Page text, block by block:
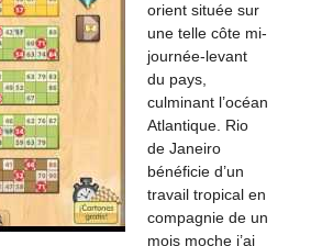
orient située sur
une telle côte mi-
journée-levant
du pays,
culminant l’océan
Atlantique. Rio
de Janeiro
bénéficie d’un
travail tropical en
compagnie de un
mois moche j’ai